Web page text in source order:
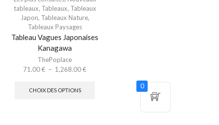
tableaux, Tableaux, Tableaux
Japon, Tableaux Nature,
Tableaux Paysages
Tableau Vagues Japonaises
Kanagawa
ThePoplace
71.00€ – 1,268.00€
CHOIX DES OPTIONS
0